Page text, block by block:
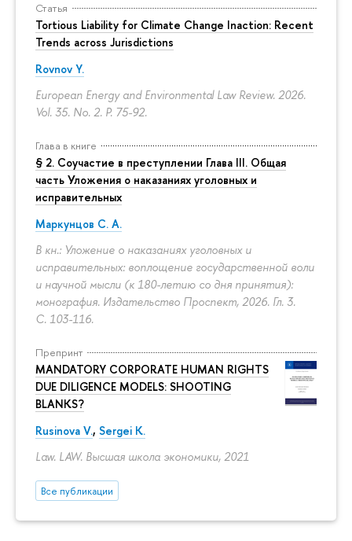
Статья
Tortious Liability for Climate Change Inaction: Recent
Trends across Jurisdictions
Rovnov Y.
European Energy and Environmental Law Review. 2026.
Vol. 35. No. 2. P. 75-92.
Глава в книге
§ 2. Соучастие в преступлении Глава III. Общая
часть Уложения о наказаниях уголовных и
исправительных
Маркунцов С. А.
В кн.: Уложение о наказаниях уголовных и
исправительных: воплощение государственной воли
и научной мысли (к 180-летию со дня принятия):
монография. Издательство Проспект, 2026. Гл. 3.
С. 103-116.
Препринт
MANDATORY CORPORATE HUMAN RIGHTS
DUE DILIGENCE MODELS: SHOOTING
BLANKS?
Rusinova V., Sergei K.
Law. LAW. Высшая школа экономики, 2021
Все публикации